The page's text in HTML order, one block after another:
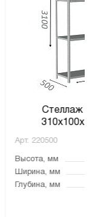
Стеллаж
Арт. 220500
Высота, мм
Ширина, мм
Глубина, мм